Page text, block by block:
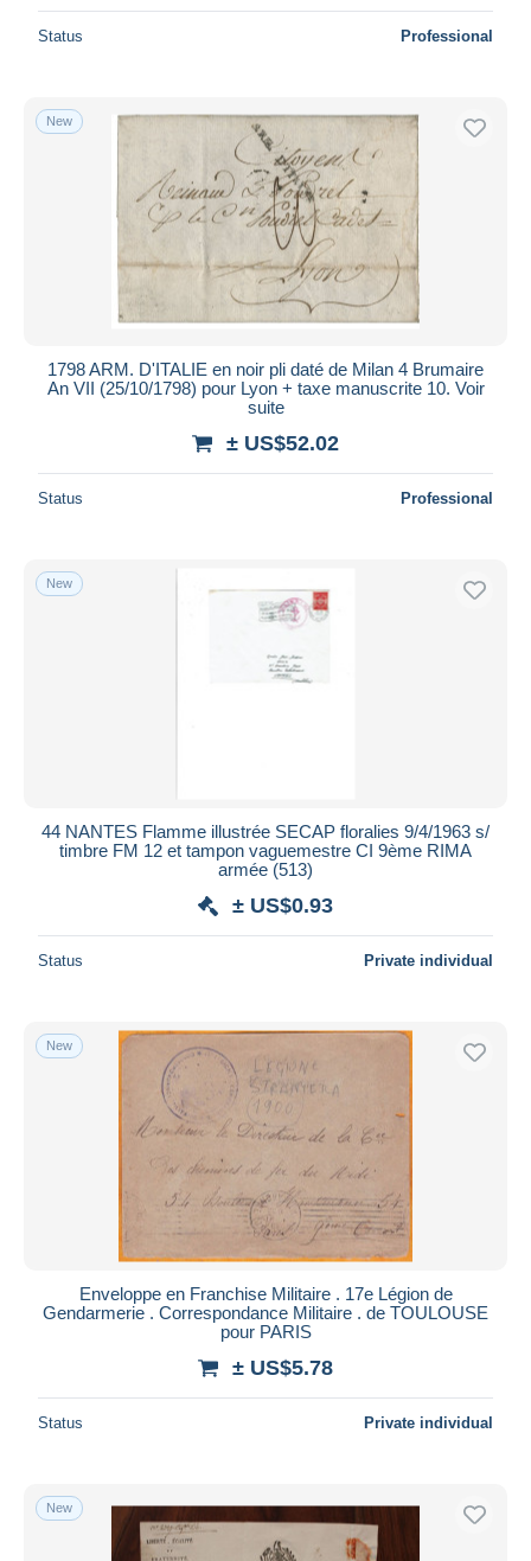
Status Professional
New
1798 ARM. D'ITALIE en noir pli daté de Milan 4 Brumaire
An VII (25/10/1798) pour Lyon + taxe manuscrite 10. Voir
suite
± US$52.02
Status Professional
New
44 NANTES Flamme illustrée SECAP floralies 9/4/1963 s/
timbre FM 12 et tampon vaguemestre CI 9ème RIMA
armée (513)
± US$0.93
Status Private individual
New
Enveloppe en Franchise Militaire . 17e Légion de
Gendarmerie . Correspondance Militaire . de TOULOUSE
pour PARIS
± US$5.78
Status Private individual
New